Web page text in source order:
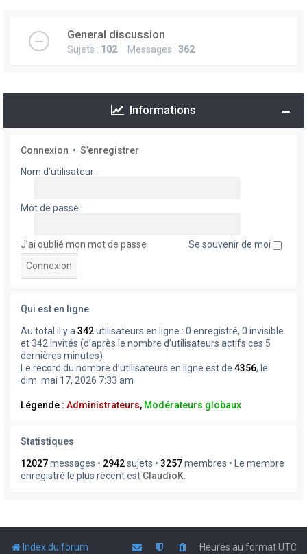
General discussion
Sujets : 102Messages : 362
Informations
Connexion • S’enregistrer
Nom d’utilisateur :
Mot de passe :
J’ai oublié mon mot de passe Se souvenir de moi
Qui est en ligne
Au total il y a 342utilisateurs en ligne : 0 enregistré, 0 invisible
et 342 invités (d’après le nombre d’utilisateurs actifs ces 5
dernières minutes)
Le record du nombre d’utilisateurs en ligne est de 4356, le
dim. mai 17, 2026 7:33 am
Légende : Administrateurs, Modérateurs globaux
Statistiques
12027messages • 2942sujets • 3257membres • Le membre
enregistré le plus récent est ClaudioK
Index du forum Heures au formatUTC